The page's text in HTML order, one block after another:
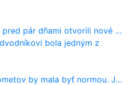
dňami otvorili nové mosty, ktoré to sú?
bola jedným z
byť normou. Jeden nový dnes stojí priemerne 1251 eur!